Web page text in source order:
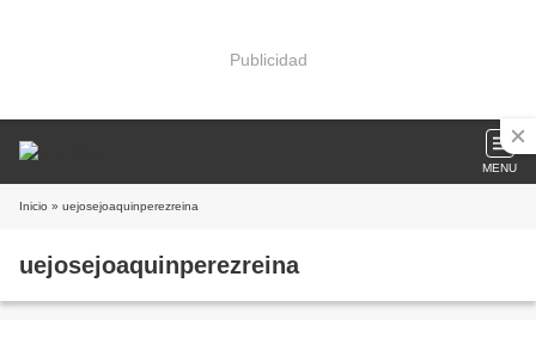
Publicidad
MENU
Inicio » uejosejoaquinperezreina
uejosejoaquinperezreina